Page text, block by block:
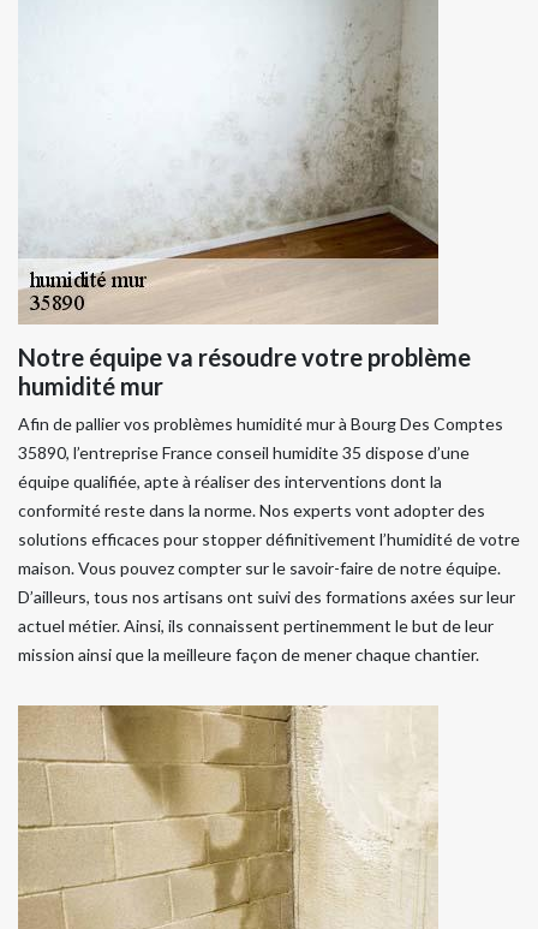
Notre équipe va résoudre votre problème
humidité mur
Afin de pallier vos problèmes humidité mur à Bourg Des Comptes
35890, l’entreprise France conseil humidite 35 dispose d’une
équipe qualifiée, apte à réaliser des interventions dont la
conformité reste dans la norme. Nos experts vont adopter des
solutions efficaces pour stopper définitivement l’humidité de votre
maison. Vous pouvez compter sur le savoir-faire de notre équipe.
D’ailleurs, tous nos artisans ont suivi des formations axées sur leur
actuel métier. Ainsi, ils connaissent pertinemment le but de leur
mission ainsi que la meilleure façon de mener chaque chantier.